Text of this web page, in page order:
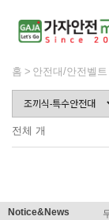
홈 안전대/안전벨트
전체 개
Notice&News